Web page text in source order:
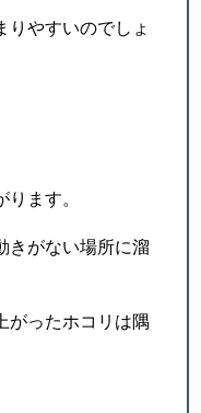
りやすいのでしょ
ます。
きがない場所に溜
がったホコリは隅